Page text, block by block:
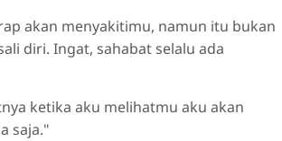
akan menyakitimu, namun itu bukan
diri. Ingat, sahabat selalu ada
ketika aku melihatmu aku akan
saja."